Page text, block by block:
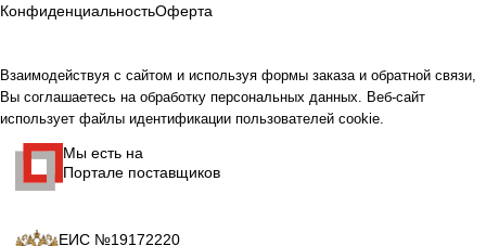
КонфиденциальностьОферта
Взаимодействуя с сайтом и используя формы заказа и обратной связи,
Вы соглашаетесь на обработку персональных данных. Веб-сайт
использует файлы идентификации пользователей cookie.
Мы есть на
Портале поставщиков
ЕИС №19172220